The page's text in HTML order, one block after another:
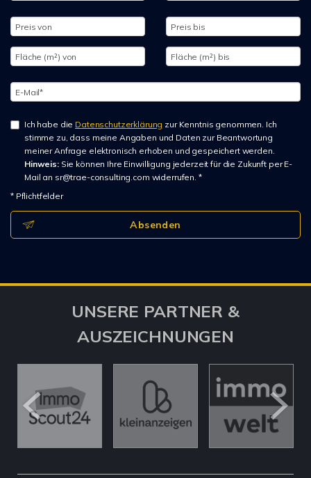
Ich habe die Datenschutzerklärung zur Kenntnis genommen. Ich
stimme zu, dass meine Angaben und Daten zur Beantwortung
meiner Anfrage elektronisch erhoben und gespeichert werden.
Hinweis:Sie können Ihre Einwilligung jederzeit für die Zukunft per E-
Mail an sr@trae-consulting.com widerrufen. *
* Pflichtfelder
Absenden
UNSERE PARTNER &
AUSZEICHNUNGEN